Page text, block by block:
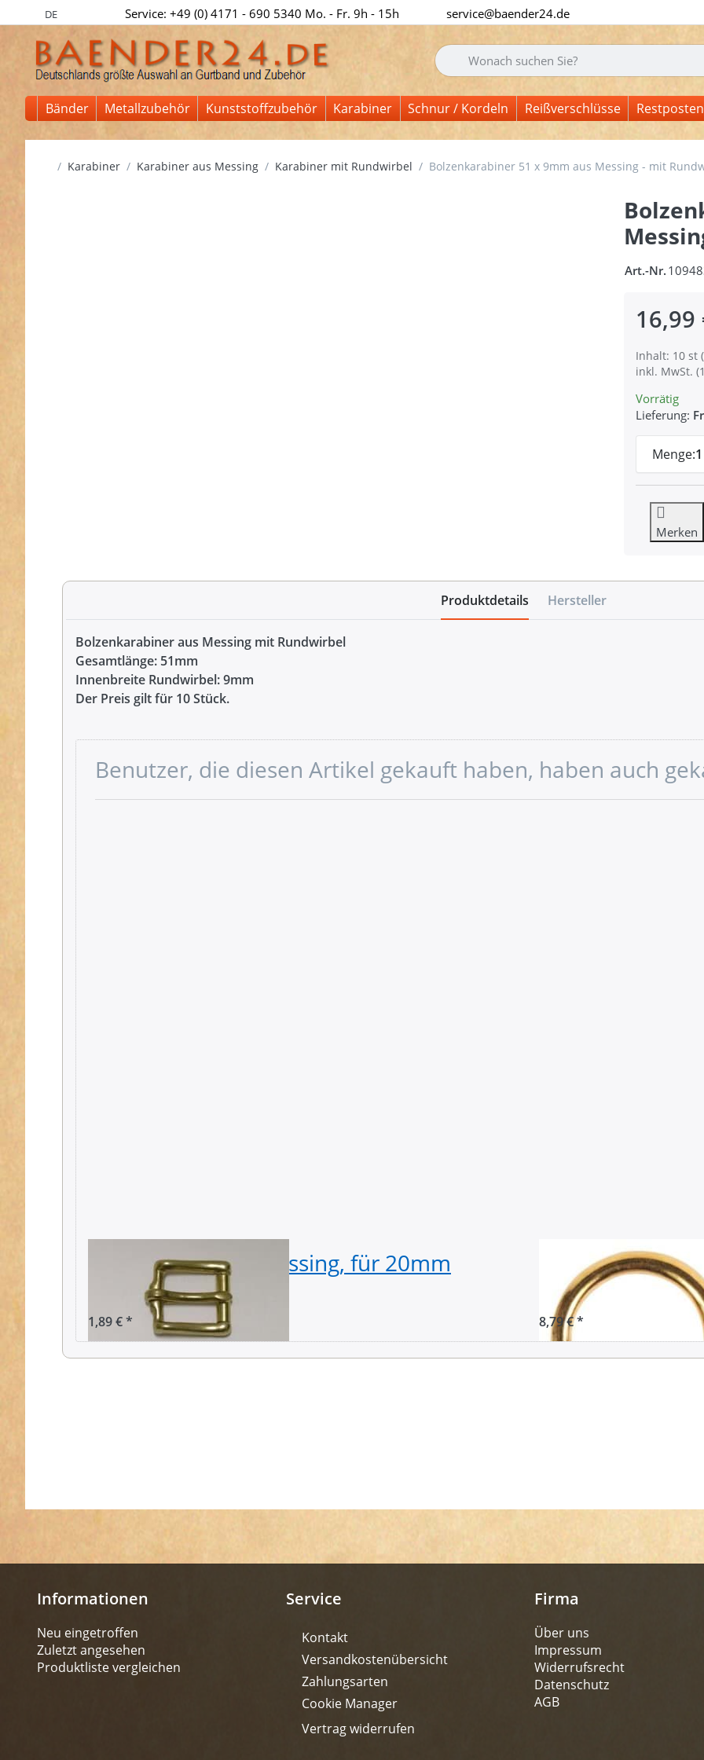
DE Service: +49 (0) 4171 - 690 5340 Mo. - Fr. 9h - 15h service@baender24.de
Geben Sie einen Suchbegriff ein. Während Sie
Bänder Metallzubehör Kunststoffzubehör Karabiner Schnur / Kordeln Reißverschlüsse Restposten
Startseite
Karabiner Karabiner aus Messing Karabiner mit Rundwirbel Bolzenkarabiner 51 x 9mm aus Messing - mit
Art.-Nr.
16,99
Inhalt: 10 st
inkl. MwSt.
Vorrätig
Lieferung:
Menge:1
Merken
Produktdetails Hersteller
Bolzenkarabiner aus Messing mit Rundwirbel
Gesamtlänge: 51mm
Innenbreite Rundwirbel: 9mm
Der Preis gilt für 10 Stück.
Benutzer, die diesen Artikel gekauft haben, haben auch
Rollschnalle aus Messing, für 20mm
breites Gurtband
1,89 € *
20mm
- 4mm stark -
8,79 € *
Informationen
Neu eingetroffen
Zuletzt angesehen
Produktliste vergleichen
Service
Kontakt
Versandkostenübersicht
Zahlungsarten
Cookie Manager
Vertrag widerrufen
Firma
Über uns
Impressum
Widerrufsrecht
Datenschutz
AGB